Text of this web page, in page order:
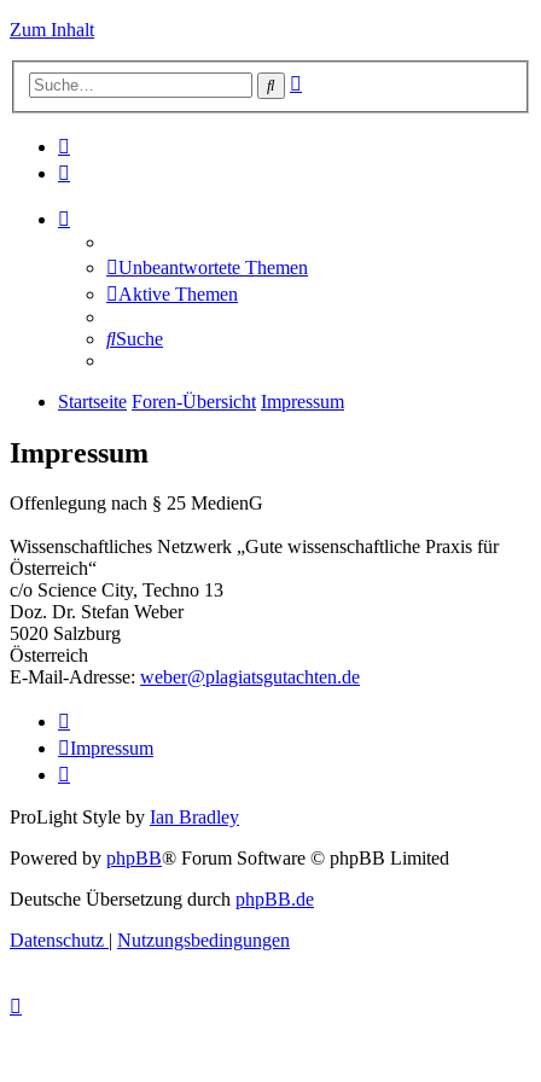
Zum Inhalt
Suche
Unbeantwortete Themen
Aktive Themen
Suche
Startseite Foren-Übersicht Impressum
Impressum
Offenlegung nach § 25 MedienG
Wissenschaftliches Netzwerk „Gute wissenschaftliche Praxis für
Österreich“
c/o Science City, Techno 13
Doz. Dr. Stefan Weber
5020 Salzburg
Österreich
E-Mail-Adresse: weber@plagiatsgutachten.de
Impressum
ProLight Style by Ian Bradley
Powered by phpBB® Forum Software © phpBB Limited
Deutsche Übersetzung durch phpBB.de
Datenschutz | Nutzungsbedingungen